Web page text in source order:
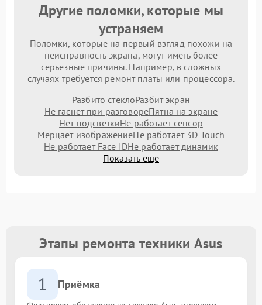
Другие поломки, которые мы
устраняем
Поломки, которые на первый взгляд похожи на
неисправность экрана, могут иметь более
серьезные причины. Например, в сложных
случаях требуется ремонт платы или процессора.
Разбито стеклоРазбит экран
Не гаснет при разговореПятна на экране
Нет подсветкиНе работает сенсор
Мерцает изображениеНе работает 3D Touch
Не работает Face IDНе работает динамик
Показать еще
Этапы ремонта техники Asus
1 Приёмка